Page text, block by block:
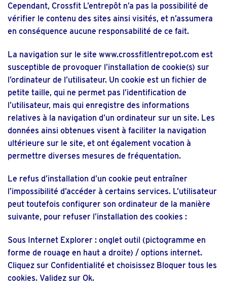
Cependant, Crossfit L’entrepôt n’a pas la possibilité de
vérifier le contenu des sites ainsi visités, et n’assumera
en conséquence aucune responsabilité de ce fait.
La navigation sur le site www.crossfitlentrepot.com est
susceptible de provoquer l’installation de cookie(s) sur
l’ordinateur de l’utilisateur. Un cookie est un fichier de
petite taille, qui ne permet pas l’identification de
l’utilisateur, mais qui enregistre des informations
relatives à la navigation d’un ordinateur sur un site. Les
données ainsi obtenues visent à faciliter la navigation
ultérieure sur le site, et ont également vocation à
permettre diverses mesures de fréquentation.
Le refus d’installation d’un cookie peut entraîner
l’impossibilité d’accéder à certains services. L’utilisateur
peut toutefois configurer son ordinateur de la manière
suivante, pour refuser l’installation des cookies :
Sous Internet Explorer : onglet outil (pictogramme en
forme de rouage en haut a droite) / options internet.
Cliquez sur Confidentialité et choisissez Bloquer tous les
cookies. Validez sur Ok.